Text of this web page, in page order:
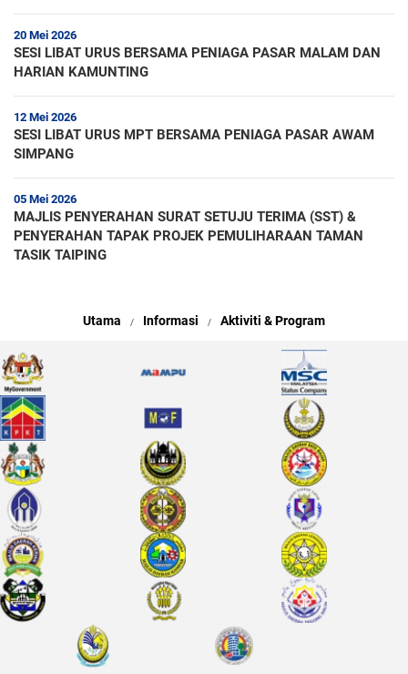
20 Mei 2026
SESI LIBAT URUS BERSAMA PENIAGA PASAR MALAM DAN
HARIAN KAMUNTING
12 Mei 2026
SESI LIBAT URUS MPT BERSAMA PENIAGA PASAR AWAM
SIMPANG
05 Mei 2026
MAJLIS PENYERAHAN SURAT SETUJU TERIMA (SST) &
PENYERAHAN TAPAK PROJEK PEMULIHARAAN TAMAN
TASIK TAIPING
Utama Informasi Aktiviti & Program